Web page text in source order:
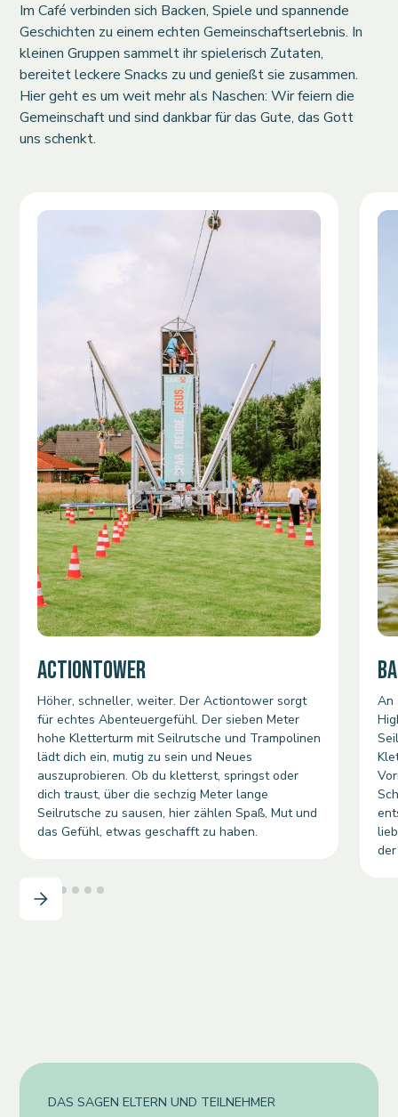
Im Café verbinden sich Backen, Spiele und spannende
Geschichten zu einem echten Gemeinschaftserlebnis. In
kleinen Gruppen sammelt ihr spielerisch Zutaten,
bereitet leckere Snacks zu und genießt sie zusammen.
Hier geht es um weit mehr als Naschen: Wir feiern die
Gemeinschaft und sind dankbar für das Gute, das Gott
uns schenkt.
ACTIONTOWER
Höher, schneller, weiter. Der Actiontower sorgt
für echtes Abenteuergefühl. Der sieben Meter
hohe Kletterturm mit Seilrutsche und Trampolinen
lädt dich ein, mutig zu sein und Neues
auszuprobieren. Ob du kletterst, springst oder
dich traust, über die sechzig Meter lange
Seilrutsche zu sausen, hier zählen Spaß, Mut und
das Gefühl, etwas geschafft zu haben.
An
DAS SAGEN ELTERN UND TEILNEHMER